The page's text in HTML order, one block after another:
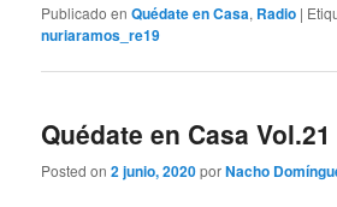
Publicado en Quédate en Casa, Radio |
nuriaramos_re19
Quédate en Casa Vol.21
Posted on2 junio, 2020porNacho